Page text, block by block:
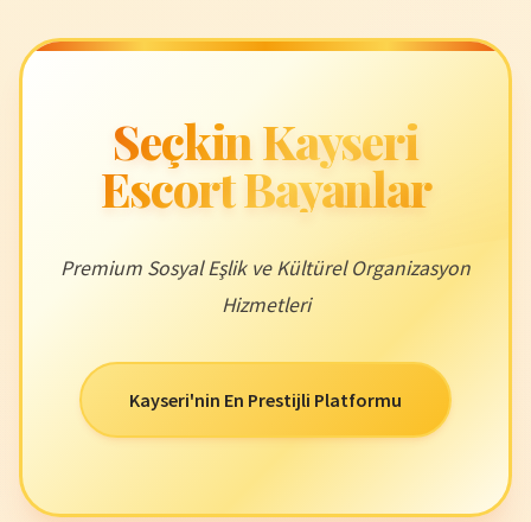
Seçkin Kayseri
Escort Bayanlar
Premium Sosyal Eşlik ve Kültürel Organizasyon
Hizmetleri
Kayseri'nin En Prestijli Platformu